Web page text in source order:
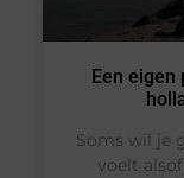
Een
Soms wil je
voelt